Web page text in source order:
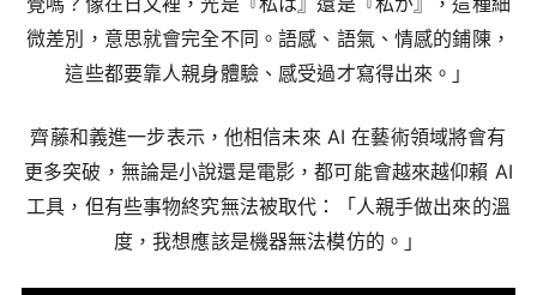
微差別，意思就會完全不同。語感、語氣、情感的鋪陳，
這些都要靠人親身體驗、感受過才寫得出來。」
齊藤和義進一步表示，他相信未來 AI 在藝術領域將會有
更多突破，無論是小說還是電影，都可能會越來越仰賴 AI
工具，但有些事物終究無法被取代：「人親手做出來的溫
度，我想應該是機器無法模仿的。」